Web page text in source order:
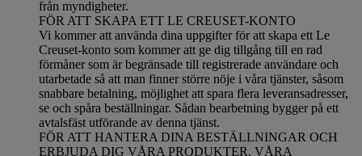
från myndigheter.
FÖR ATT SKAPA ETT LE CREUSET-KONTO
Vi kommer att använda dina uppgifter för att skapa ett Le
Creuset-konto som kommer att ge dig tillgång till en rad
förmåner som är begränsade till registrerade användare och
utarbetade så att man finner större nöje i våra tjänster, såsom
snabbare betalning, möjlighet att spara flera leveransadresser,
se och spåra beställningar. Sådan bearbetning bygger på ett
avtalsfäst utförande av denna tjänst.
FÖR ATT HANTERA DINA BESTÄLLNINGAR OCH
ERBJUDA DIG VÅRA PRODUKTER, VÅRA